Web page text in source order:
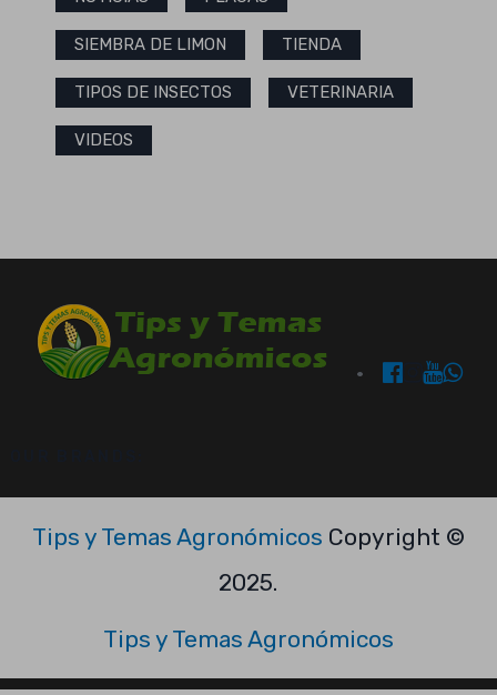
SIEMBRA DE LIMON TIENDA
TIPOS DE INSECTOS VETERINARIA
VIDEOS
Tips y Temas Agronómicos Copyright ©
2025.
Tips y Temas Agronómicos